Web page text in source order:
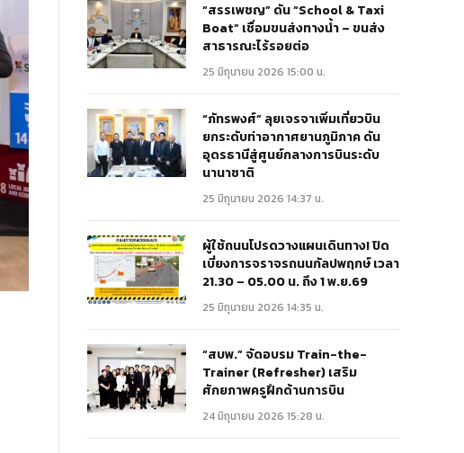
“สรรเพชญ” ดัน “School & Taxi
Boat” เชื่อมขนส่งทางน้ำ – ขนส่ง
สาธารณะไร้รอยต่อ
25 มิถุนายน 2026 15:00 น.
“ภัทรพงศ์” ลุยเจรจาเพิ่มเที่ยวบิน
ยกระดับท่าอากาศยานภูมิภาค ดัน
อุดรธานีสู่ศูนย์กลางการบินระดับ
นานาชาติ
25 มิถุนายน 2026 14:37 น.
ผู้ใช้ถนนโปรดวางแผนเดินทาง! ปิด
เบี่ยงการจราจรถนนกัลปพฤกษ์ เวลา
21.30 – 05.00 น. ถึง 1 พ.ย.69
25 มิถุนายน 2026 14:35 น.
“สบพ.” จัดอบรม Train-the-
Trainer (Refresher) เสริม
ศักยภาพครูฝึกด้านการบิน
24 มิถุนายน 2026 15:28 น.